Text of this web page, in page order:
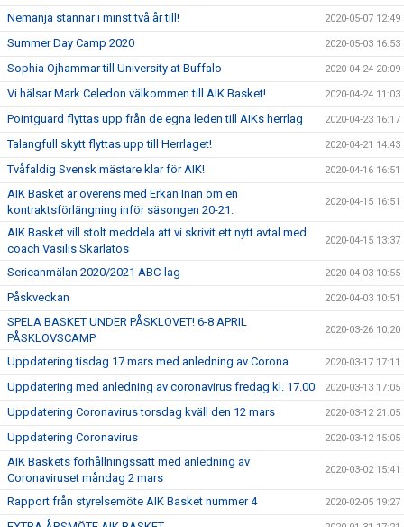
Nemanja stannar i minst två år till! 2020-05-07 12:49
Summer Day Camp 2020 2020-05-03 16:53
Sophia Ojhammar till University at Buffalo 2020-04-24 20:09
Vi hälsar Mark Celedon välkommen till AIK Basket! 2020-04-24 11:03
Pointguard flyttas upp från de egna leden till AIKs herrlag 2020-04-23 16:17
Talangfull skytt flyttas upp till Herrlaget! 2020-04-21 14:43
Tvåfaldig Svensk mästare klar för AIK! 2020-04-16 16:51
AIK Basket är överens med Erkan Inan om en
kontraktsförlängning inför säsongen 20-21.
2020-04-15 16:51
AIK Basket vill stolt meddela att vi skrivit ett nytt avtal med
coach Vasilis Skarlatos
2020-04-15 13:37
Serieanmälan 2020/2021 ABC-lag 2020-04-03 10:55
Påskveckan 2020-04-03 10:51
SPELA BASKET UNDER PÅSKLOVET! 6-8 APRIL
PÅSKLOVSCAMP
2020-03-26 10:20
Uppdatering tisdag 17 mars med anledning av Corona 2020-03-17 17:11
Uppdatering med anledning av coronavirus fredag kl. 17.00 2020-03-13 17:05
Uppdatering Coronavirus torsdag kväll den 12 mars 2020-03-12 21:05
Uppdatering Coronavirus 2020-03-12 15:05
AIK Baskets förhållningssätt med anledning av
Coronaviruset måndag 2 mars
2020-03-02 15:41
Rapport från styrelsemöte AIK Basket nummer 4 2020-02-05 19:27